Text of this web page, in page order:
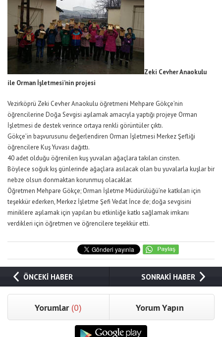
Zeki CevherAnaokulu
ile Ormanİşletmesi’nin projesi
Vezirköprü Zeki Cevher Anaokulu öğretmeni Mehpare Gökçe’nin
öğrencilerine Doğa Sevgisi aşılamak amacıyla yaptığı projeye Orman
İşletmesi de destek verince ortaya renkli görüntüler çıktı.
Gökçe’in başvurusunu değerlendiren Orman İşletmesi Merkez Şefliği
öğrencilere Kuş Yuvası dağıttı.
40 adet olduğu öğrenilen kuş yuvaları ağaçlara takılan cinsten.
Böylece soğuk kış günlerinde ağaçlara asılacak olan bu yuvalarla kuşlar bir
nebze olsun donmaktan korunmuş olacaklar.
Öğretmen Mehpare Gökçe; Orman İşletme Müdürülüğü’ne katkıları için
teşekkür ederken, Merkez İşletme Şefi Vedat İnce de; doğa sevgisini
miniklere aşılamak için yapılan bu etkinliğe katkı sağlamak imkanı
verdikleri için öğretmen ve öğrencilere teşekkür etti.
ÖNCEKİ HABER SONRAKİ HABER
Yorumlar (0) Yorum Yapın